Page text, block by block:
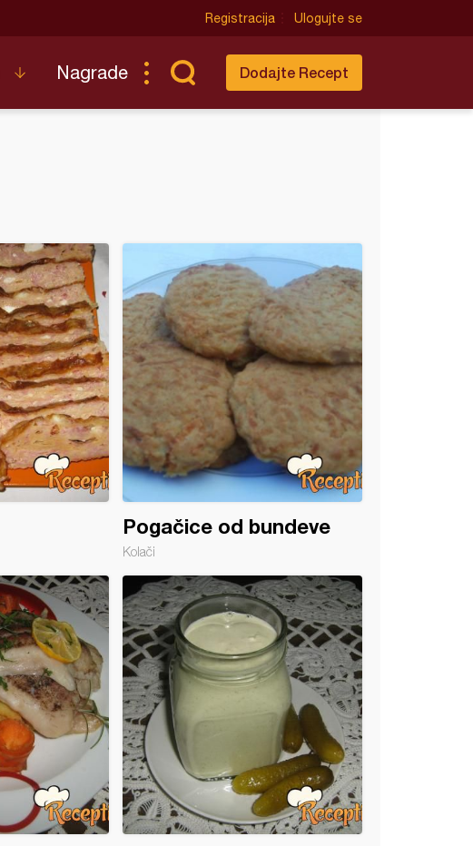
Registracija Ulogujte se
Nagrade Dodajte Recept
Pogačice od bundeve
Kolači